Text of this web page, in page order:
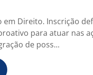
Direito. Inscrição
para atuar nas
de poss...